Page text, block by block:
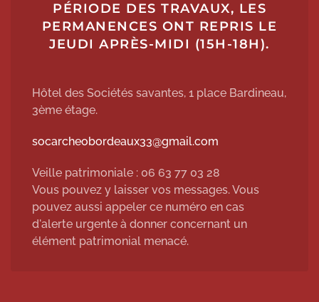
PÉRIODE DES TRAVAUX, LES
PERMANENCES ONT REPRIS LE
JEUDI APRÈS-MIDI (15H-18H).
Hôtel des Sociétés savantes, 1 place Bardineau,
3ème étage.
socarcheobordeaux33@gmail.com
Veille patrimoniale : 06 63 77 03 28
Vous pouvez y laisser vos messages. Vous
pouvez aussi appeler ce numéro en cas
d'alerte urgente à donner concernant un
élément patrimonial menacé.